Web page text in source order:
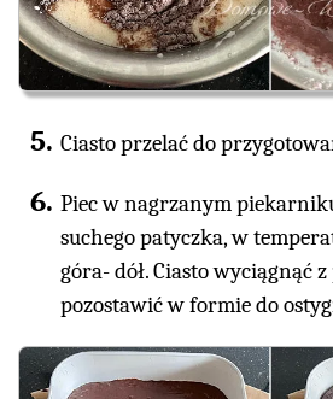
Ciasto przelać do
Piec w nagrzanym
suchego patyczka, w
góra- dół. Ciasto wyciągnąć
pozostawić w formie do